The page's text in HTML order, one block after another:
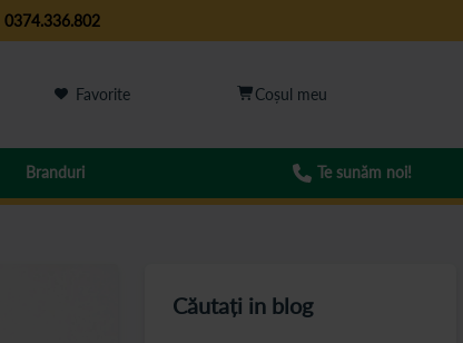
0374.336.802
Favorite
Branduri Te sunăm noi!
Căutați in blog